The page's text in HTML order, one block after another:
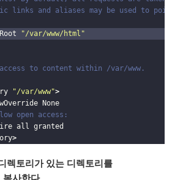
links and aliases may be used to
"/var/www/html"
to content within /var/www.
"/var/www">
None
open access:
all granted
>
렉토리가 있는 디렉토리를
사한다.